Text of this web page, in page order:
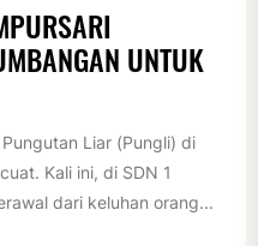
UNTUK
Liar (Pungli) di
Kali ini, di SDN 1
dari keluhan orang...